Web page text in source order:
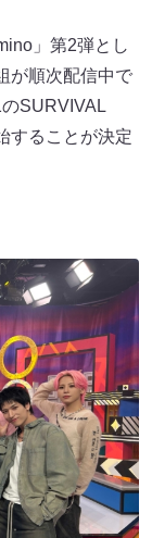
」第2弾とし
が順次配信中で
SURVIVAL
することが決定